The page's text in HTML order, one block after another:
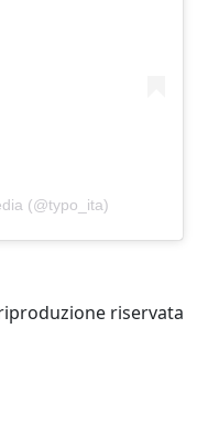
(@typo_ita)
riservata